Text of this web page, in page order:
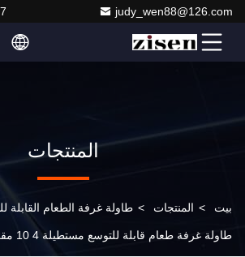
judy_wen88@126.com
المنتجات
بيت > المنتجات > طاولة غرفة الطعام القابلة
طاولة غرفة طعام قابلة للتوسع مستطيلة 4 10 مقعد